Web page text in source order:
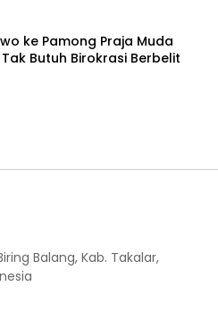
ke Pamong Praja Muda
Tak Butuh Birokrasi Berbelit
Balang, Kab. Takalar,